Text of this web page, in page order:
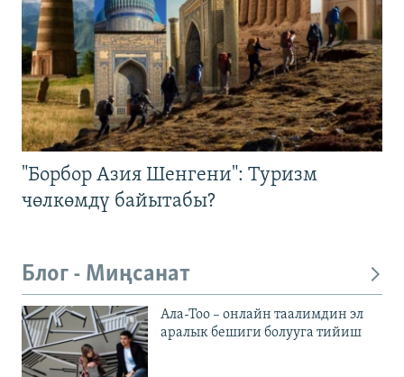
"Борбор Азия Шенгени": Туризм
чөлкөмдү байытабы?
Блог - Миңсанат
Ала-Тоо – онлайн таалимдин эл
аралык бешиги болууга тийиш